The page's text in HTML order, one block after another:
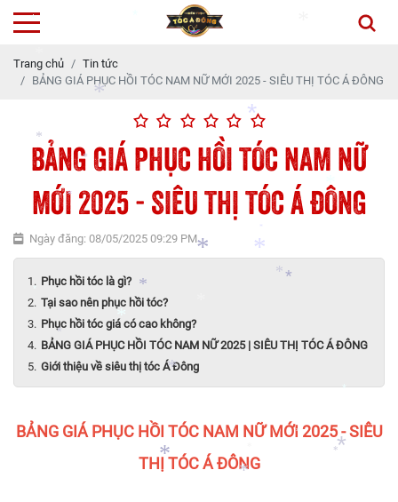
*
*
*
*
*
*
*
*
*
*
Trang chủ
Tin tức
BẢNG GIÁ PHỤC HỒI TÓC NAM NỮ MỚI 2025 - SIÊU THỊ TÓC Á ĐÔNG
BẢNG GIÁ PHỤC HỒI TÓC NAM NỮ
MỚI 2025 - SIÊU THỊ TÓC Á ĐÔNG
Ngày đăng: 08/05/2025 09:29 PM
Phục hồi tóc là gì?
Tại sao nên phục hồi tóc?
Phục hồi tóc giá có cao không?
BẢNG GIÁ PHỤC HỒI TÓC NAM NỮ 2025 | SIÊU THỊ TÓC Á ĐÔNG
Giới thiệu về siêu thị tóc Á Đông
BẢNG GIÁ PHỤC HỒI TÓC NAM NỮ MỚI 2025 - SIÊU
THỊ TÓC Á ĐÔNG